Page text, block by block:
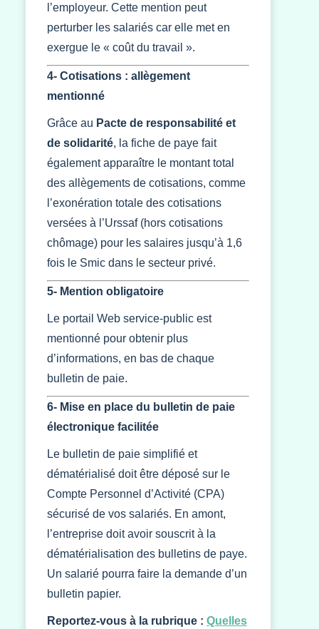
l’employeur. Cette mention peut
perturber les salariés car elle met en
exergue le « coût du travail ».
4- Cotisations : allègement
mentionné
Grâce au Pacte de responsabilité et
de solidarité, la fiche de paye fait
également apparaître le montant total
des allègements de cotisations, comme
l’exonération totale des cotisations
versées à l’Urssaf (hors cotisations
chômage) pour les salaires jusqu’à 1,6
fois le Smic dans le secteur privé.
5- Mention obligatoire
Le portail Web service-public est
mentionné pour obtenir plus
d’informations, en bas de chaque
bulletin de paie.
6- Mise en place du bulletin de paie
électronique facilitée
Le bulletin de paie simplifié et
dématérialisé doit être déposé sur le
Compte Personnel d’Activité (CPA)
sécurisé de vos salariés. En amont,
l’entreprise doit avoir souscrit à la
dématérialisation des bulletins de paye.
Un salarié pourra faire la demande d’un
bulletin papier.
Reportez-vous à la rubrique : Quelles